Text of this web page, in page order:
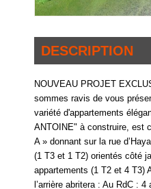
DESCRIPTION
NOUVEAU PROJET
sommes ravis de vous
variété d'appartements
ANTOINE" à construire, est
A » donnant sur la rue
(1 T3 et 1 T2) orientés côté
appartements (1 T2 et 4 T3)
l’arrière abritera : Au RdC :